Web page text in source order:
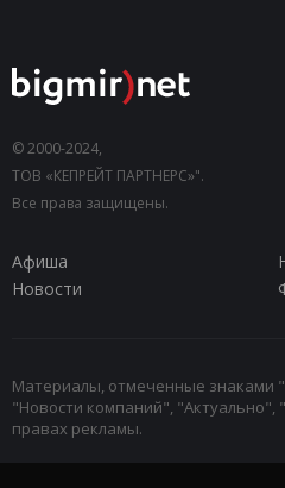
© 2000-2024,
ТОВ «КЕПРЕЙТ ПАРТНЕРС»".
Все права защищены.
Афиша
Новости
Материалы, отмеченные знаками
"Новости компаний", "Актуально",
правах рекламы.